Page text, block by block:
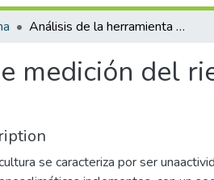
Análisis de la herramienta de medición del riesgo ergonómico en agricultura (AERAT)
medición del
se caracteriza por ser